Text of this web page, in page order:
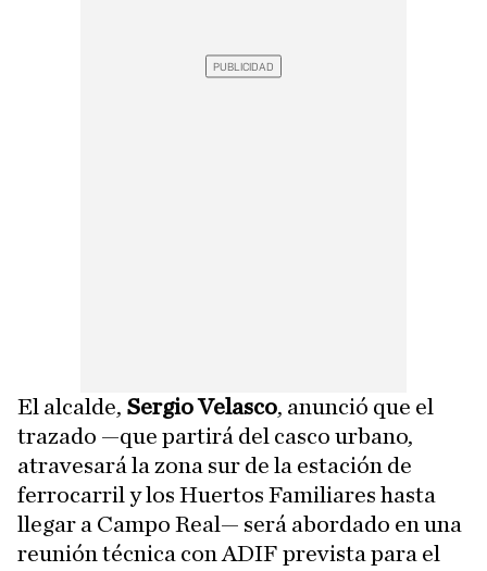
El alcalde, Sergio Velasco, anunció que el
trazado —que partirá del casco urbano,
atravesará la zona sur de la estación de
ferrocarril y los Huertos Familiares hasta
llegar a Campo Real— será abordado en una
reunión técnica con ADIF prevista para el